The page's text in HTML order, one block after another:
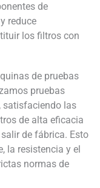
de
reduce
los filtros con
de pruebas
pruebas
satisfaciendo las
de alta eficacia
de fábrica. Esto
la resistencia y el
normas de